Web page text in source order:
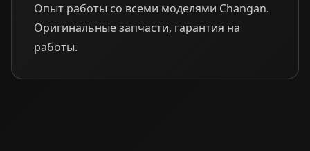
Опыт работы со всеми моделями Changan.
Оригинальные запчасти, гарантия на
работы.